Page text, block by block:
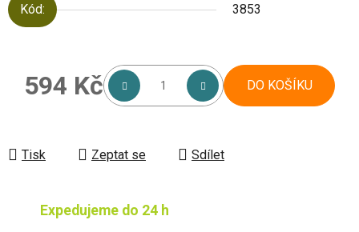
Kód: 3853
594 Kč DO KOŠÍKU
Tisk Zeptat se Sdílet
Expedujeme do 24 h